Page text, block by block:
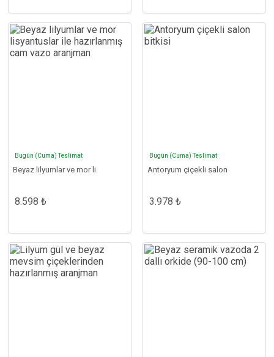
Bugün (Cuma) Teslimat
Beyaz lilyumlar ve mor li
8.598 ₺
Bugün (Cuma) Teslimat
Antoryum çiçekli salon
3.978 ₺